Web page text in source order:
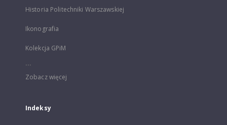
Historia Politechniki Warszawskiej
Ikonografia
Kolekcja GPiM
...
Zobacz więcej
Indeksy